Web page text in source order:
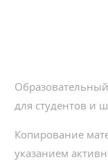
для студентов и
Копирование
указанием